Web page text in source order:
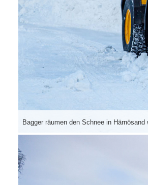
Bagger räumen den Schnee in Härnösand